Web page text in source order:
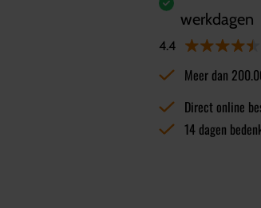
werkdagen
4.4
Meer dan
Direct online
14 dagen